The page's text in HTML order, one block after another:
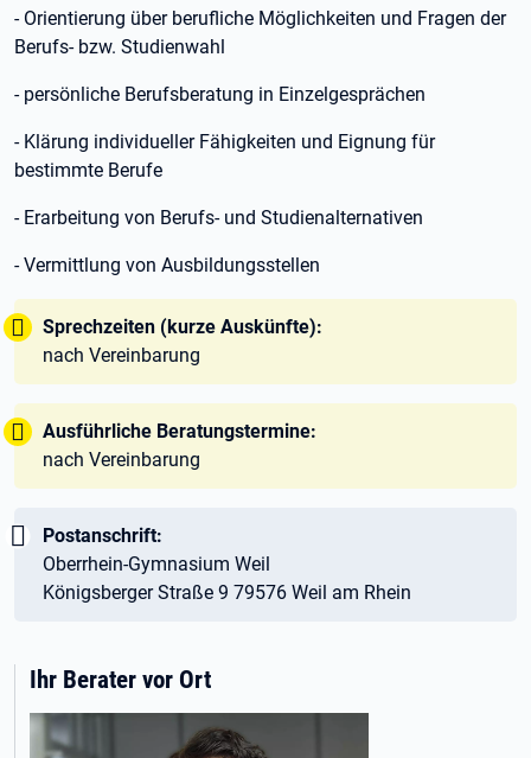
- Orientierung über berufliche Möglichkeiten und Fragen der
Berufs- bzw. Studienwahl
- persönliche Berufsberatung in Einzelgesprächen
- Klärung individueller Fähigkeiten und Eignung für
bestimmte Berufe
- Erarbeitung von Berufs- und Studienalternativen
- Vermittlung von Ausbildungsstellen
Tipp:
Sprechzeiten (kurze Auskünfte):
nach Vereinbarung
Tipp:
Ausführliche Beratungstermine:
nach Vereinbarung
Wichtig:
Postanschrift:
Oberrhein-Gymnasium Weil
Königsberger Straße 9 79576 Weil am Rhein
Ihr Berater vor Ort